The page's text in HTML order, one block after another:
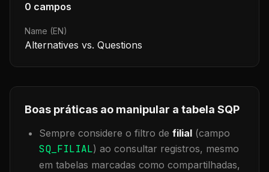
0 campos
Name (EN)
Alternatives vs. Questions
Boas práticas ao manipular a tabela SQP
Sempre considere o filtro de filial (campo
SQ_FILIAL) ao consultar registros, mesmo
em tabelas marcadas como compartilhadas,